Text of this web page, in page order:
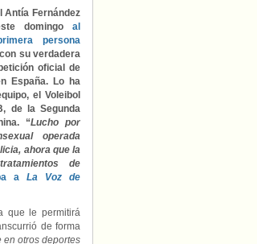
Antía Fernández
domingo al
persona
su verdadera
oficial de
España. Lo ha
el Voleibol
de la Segunda
“Lucho por
operada
, ahora que la
de
a La Voz de
que le permitirá
de forma
en otros deportes